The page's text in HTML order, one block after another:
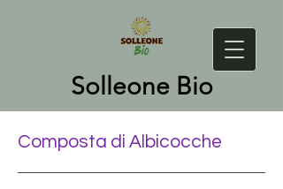
Solleone Bio
Composta di Albicocche